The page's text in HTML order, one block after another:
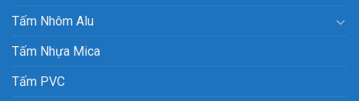
Tấm Nhôm Alu
Tấm Nhựa Mica
Tấm PVC